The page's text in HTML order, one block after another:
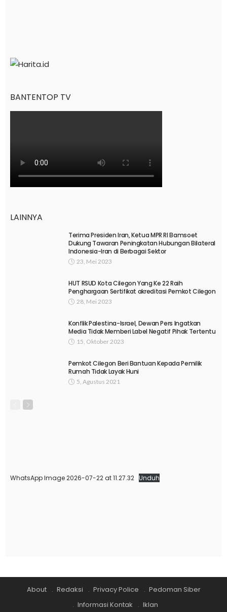
BANTENTOP TV
LAINNYA
Terima Presiden Iran, Ketua MPR RI Bamsoet
Dukung Tawaran Peningkatan Hubungan Bilateral
Indonesia-Iran di Berbagai Sektor
23, Mei 2023
HUT RSUD Kota Cilegon Yang Ke 22 Raih
Penghargaan Sertifikat akreditasi Pemkot Cilegon
28, Mei 2023
Konflik Palestina-Israel, Dewan Pers Ingatkan
Media Tidak Memberi Label Negatif Pihak Tertentu
15, Oktober 2023
Pemkot Cilegon Beri Bantuan Kepada Pemilik
Rumah Tidak Layak Huni
5, Agustus 2021
WhatsApp Image 2026-07-22 at 11.27.32 Unduh
About Redaksi Privacy Police
Pedoman Siber
Informasi Kontak
Iklan